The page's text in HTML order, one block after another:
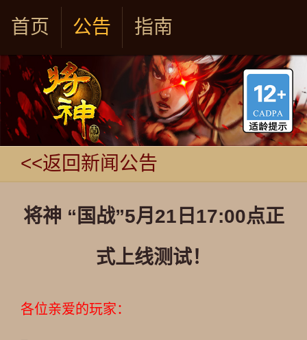
首页 公告 指南
<<返回新闻公告
将神 “国战”5月21日17:00点正
式上线测试！
各位亲爱的玩家：